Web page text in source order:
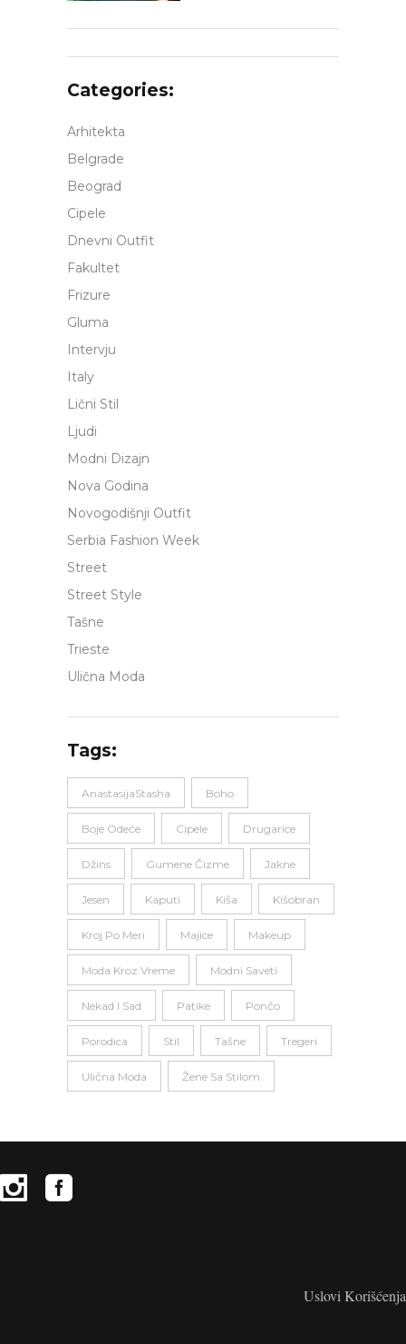
Categories:
Arhitekta
Belgrade
Beograd
Cipele
Dnevni Outfit
Fakultet
Frizure
Gluma
Intervju
Italy
Lični Stil
Ljudi
Modni Dizajn
Nova Godina
Novogodišnji Outfit
Serbia Fashion Week
Street
Street Style
Tašne
Trieste
Ulična Moda
Tags:
AnastasijaStasha Boho
Boje Odeće Cipele Drugarice
Džins Gumene Čizme Jakne
Jesen Kaputi Kiša Kišobran
Kroj Po Meri Majice Makeup
Moda Kroz Vreme Modni Saveti
Nekad I Sad Patike Pončo
Porodica Stil Tašne Tregeri
Ulična Moda Žene Sa Stilom
Uslovi Korišćenja